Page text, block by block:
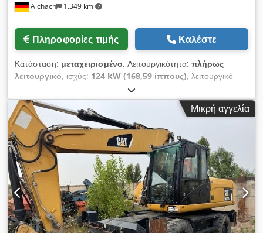
Aichach 1.349 km
Πληροφορίες τιμής Καλέστε
Κατάσταση: μεταχειρισμένο, Λειτουργικότητα: πλήρως
λειτουργικό, ισχύς: 124 kW (168,59 ίππους), λειτουργικό
, Έτος κατασκευής:
13.000 h, Εξοπλισμός:κλιματισμός, υδραυλικά αρπαγής,
υδραυλικό σφυρί, Caterpillar M316D αυτοκινούμενος
εκσκαφέας Έτος κατασκευής 2010 13.000 ώρες 17.150 kg 124
KW CAT 6-κύλινδρος κινητήρας 250 cm πλάτος τροχιάς
Codpfx Aexq A D Rjnkjha 20 km/h Oilquick OQ70/55
πλήρως υδραυλικός ταχυσύνδεσμος Κλιματισμός Όλες οι
γραμμές
Μικρή αγγελία